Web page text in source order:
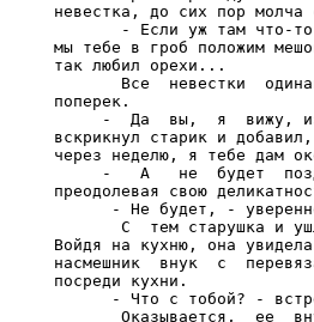
невестка, до сих пор молча
- Если уж там что-
мы тебе в гроб положим
так любил орехи...
Все  невестки
поперек.
-  Да  вы,  я  вижу,
вскрикнул старик и
через неделю, я тебе дам
-   А   не  будет
преодолевая свою
- Не будет, -
С  тем старушка и
Войдя на кухню, она
насмешник  внук  с
посреди кухни.
- Что с тобой? -
Оказывается,  ее